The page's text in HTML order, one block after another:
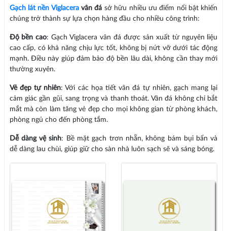
Gạch lát nền Viglaceravân đá sở hữu nhiều ưu điểm nổi bật khiến
chúng trở thành sự lựa chọn hàng đầu cho nhiều công trình:
Độ bền cao: Gạch Viglacera vân đá được sản xuất từ nguyên liệu
cao cấp, có khả năng chịu lực tốt, không bị nứt vỡ dưới tác động
mạnh. Điều này giúp đảm bảo độ bền lâu dài, không cần thay mới
thường xuyên.
Vẻ đẹp tự nhiên: Với các họa tiết vân đá tự nhiên, gạch mang lại
cảm giác gần gũi, sang trọng và thanh thoát. Vân đá không chỉ bắt
mắt mà còn làm tăng vẻ đẹp cho mọi không gian từ phòng khách,
phòng ngủ cho đến phòng tắm.
Dễ dàng vệ sinh: Bề mặt gạch trơn nhẵn, không bám bụi bẩn và
dễ dàng lau chùi, giúp giữ cho sàn nhà luôn sạch sẽ và sáng bóng.